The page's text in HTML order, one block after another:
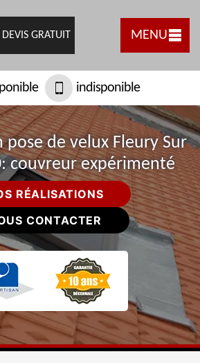
DEVIS GRATUIT MENU
indisponible
pose de velux Fleury Sur
couvreur expérimenté
RÉALISATIONS
CONTACTER